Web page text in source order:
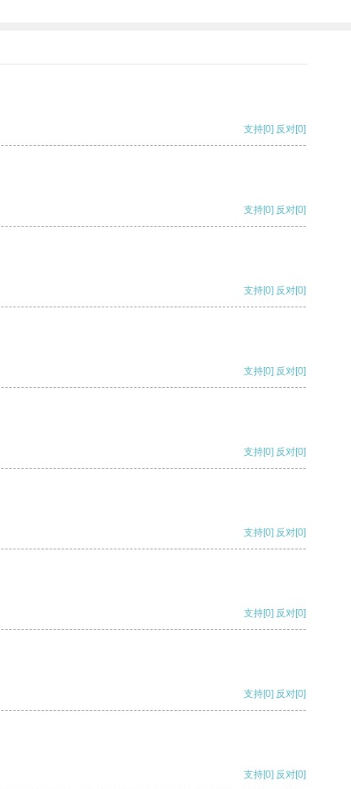
支持[0] 反对[0]
支持[0] 反对[0]
支持[0] 反对[0]
支持[0] 反对[0]
支持[0] 反对[0]
支持[0] 反对[0]
支持[0] 反对[0]
支持[0] 反对[0]
支持[0] 反对[0]